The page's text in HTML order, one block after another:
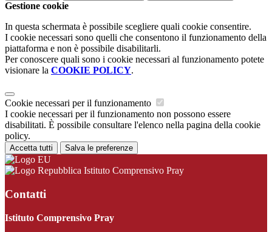
Gestione cookie
In questa schermata è possibile scegliere quali cookie consentire.
I cookie necessari sono quelli che consentono il funzionamento della
piattaforma e non è possibile disabilitarli.
Per conoscere quali sono i cookie necessari al funzionamento potete
visionare la COOKIE POLICY.
Cookie necessari per il funzionamento
I cookie necessari per il funzionamento non possono essere
disabilitati. È possibile consultare l'elenco nella pagina della cookie
policy.
Accetta tutti Salva le preferenze
Istituto Comprensivo Pray
Contatti
Istituto Comprensivo Pray